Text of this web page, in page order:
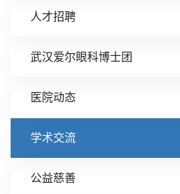
人才招聘
武汉爱尔眼科博士团
医院动态
学术交流
公益慈善